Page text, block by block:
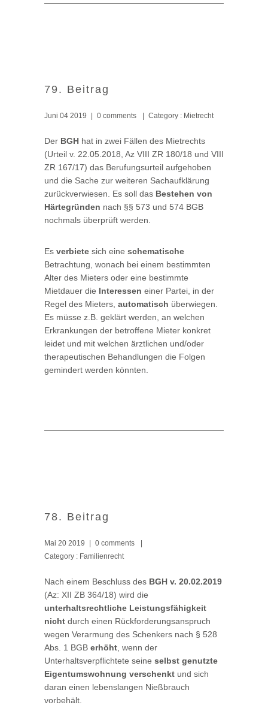
79. Beitrag
Juni 04 2019 0 comments Category : Mietrecht
Der BGH hat in zwei Fällen des Mietrechts
(Urteil v. 22.05.2018, Az VIII ZR 180/18 und VIII
ZR 167/17) das Berufungsurteil aufgehoben
und die Sache zur weiteren Sachaufklärung
zurückverwiesen. Es soll das Bestehen von
Härtegründen nach §§ 573 und 574 BGB
nochmals überprüft werden.
Es verbiete sich eine schematische
Betrachtung, wonach bei einem bestimmten
Alter des Mieters oder eine bestimmte
Mietdauer die Interessen einer Partei, in der
Regel des Mieters, automatisch überwiegen.
Es müsse z.B. geklärt werden, an welchen
Erkrankungen der betroffene Mieter konkret
leidet und mit welchen ärztlichen und/oder
therapeutischen Behandlungen die Folgen
gemindert werden könnten.
78. Beitrag
Mai 20 2019 0 comments
Category : Familienrecht
Nach einem Beschluss des BGH v. 20.02.2019
(Az: XII ZB 364/18) wird die
unterhaltsrechtliche Leistungsfähigkeit
nicht durch einen Rückforderungsanspruch
wegen Verarmung des Schenkers nach § 528
Abs. 1 BGB erhöht, wenn der
Unterhaltsverpflichtete seine selbst genutzte
Eigentumswohnung verschenkt und sich
daran einen lebenslangen Nießbrauch
vorbehält.